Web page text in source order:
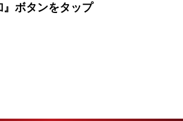
ボタンをタップ